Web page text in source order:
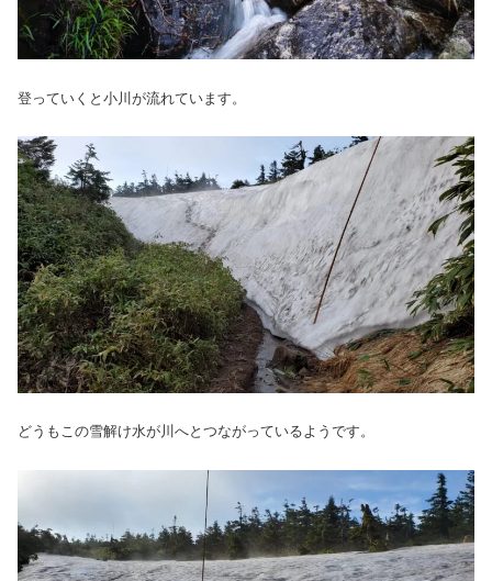
登っていくと小川が流れています。
どうもこの雪解け水が川へとつながっているようです。